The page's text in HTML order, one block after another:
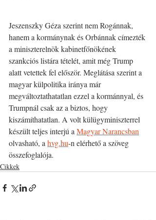
Jeszenszky Géza szerint nem Rogánnak,
hanem a kormánynak és Orbánnak címezték
a miniszterelnök kabinetfőnökének
szankciós listára tételét, amit még Trump
alatt vetettek fel először. Meglátása szerint a
magyar külpolitika iránya már
megváltoztathatatlan ezzel a kormánnyal, és
Trumpnál csak az a biztos, hogy
kiszámíthatatlan. A volt külügyminiszterrel
készült teljes interjú a Magyar Narancsban
olvasható, a hvg.hu-n elérhető a szöveg
összefoglalója.
Cikkek